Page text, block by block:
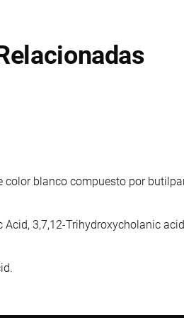
color blanco compuesto por
Acid, 3,7,12-Trihydroxycholanic